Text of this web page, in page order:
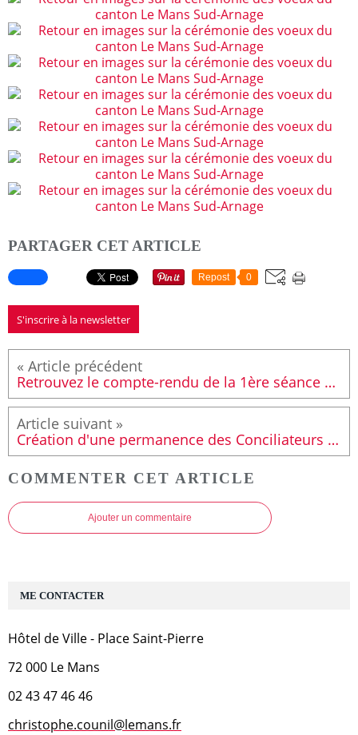
PARTAGER CET ARTICLE
Repost 0
S'inscrire à la newsletter
Retrouvez le compte-rendu de la 1ère séance du Conseil cantonal Le Mans 6
Création d'une permanence des Conciliateurs de justice dans les Quartiers Sud
COMMENTER CET ARTICLE
Ajouter un commentaire
ME CONTACTER
Hôtel de Ville - Place Saint-Pierre
72 000 Le Mans
02 43 47 46 46
christophe.counil@lemans.fr